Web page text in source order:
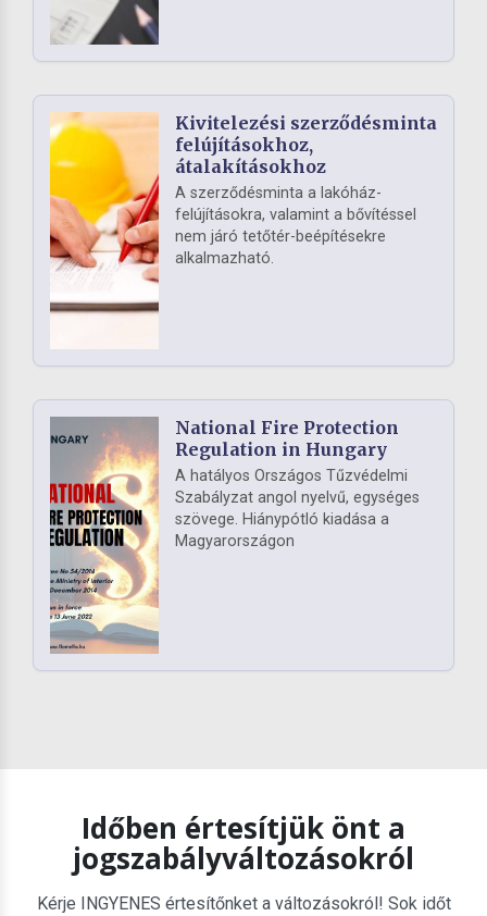
Kivitelezési szerződésminta
felújításokhoz,
átalakításokhoz
A szerződésminta a lakóház-
felújításokra, valamint a bővítéssel
nem járó tetőtér-beépítésekre
alkalmazható.
National Fire Protection
Regulation in Hungary
A hatályos Országos Tűzvédelmi
Szabályzat angol nyelvű, egységes
szövege. Hiánypótló kiadása a
Magyarországon
Időben értesítjük önt a
jogszabályváltozásokról
Kérje INGYENES értesítőnket a változásokról! Sok időt